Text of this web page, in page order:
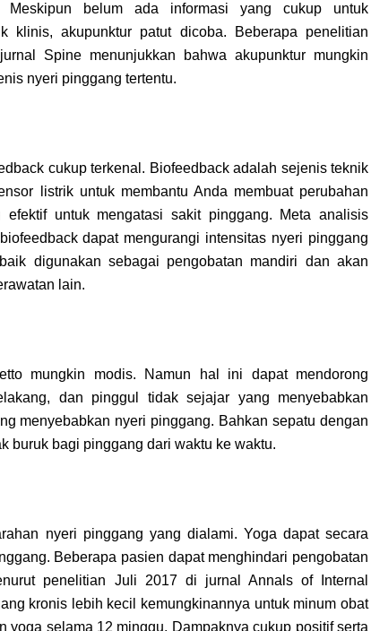
Meskipun belum ada informasi yang cukup untuk
klinis, akupunktur patut dicoba. Beberapa penelitian
Spine menunjukkan bahwa akupunktur mungkin
nyeri pinggang tertentu.
cukup terkenal. Biofeedback adalah sejenis teknik
listrik untuk membantu Anda membuat perubahan
untuk mengatasi sakit pinggang. Meta analisis
dapat mengurangi intensitas nyeri pinggang
digunakan sebagai pengobatan mandiri dan akan
lain.
mungkin modis. Namun hal ini dapat mendorong
dan pinggul tidak sejajar yang menyebabkan
menyebabkan nyeri pinggang. Bahkan sepatu dengan
buruk bagi pinggang dari waktu ke waktu.
nyeri pinggang yang dialami. Yoga dapat secara
Beberapa pasien dapat menghindari pengobatan
penelitian Juli 2017 di jurnal Annals of Internal
kronis lebih kecil kemungkinannya untuk minum obat
yoga selama 12 minggu. Dampaknya cukup positif serta